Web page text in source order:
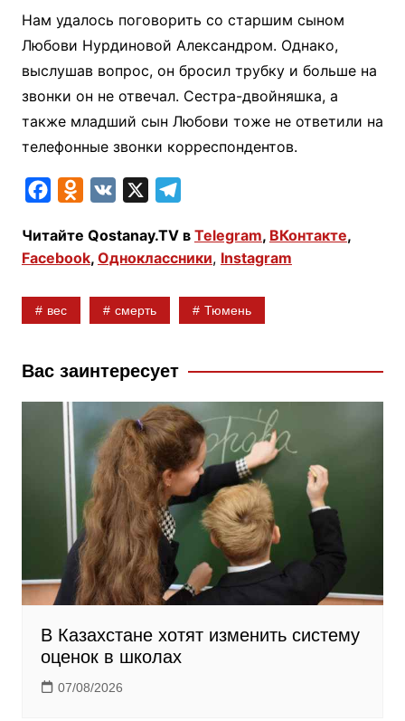
Нам удалось поговорить со старшим сыном
Любови Нурдиновой Александром. Однако,
выслушав вопрос, он бросил трубку и больше на
звонки он не отвечал. Сестра-двойняшка, а
также младший сын Любови тоже не ответили на
телефонные звонки корреспондентов.
c
e
o
k
n
o
s
n
l
e
m
Читайте Qostanay.TV в Telegram, ВКонтакте,
Facebook, Одноклассники, Instagram
вес смерть Тюмень
Вас заинтересует
В Казахстане хотят изменить систему
оценок в школах
07/08/2026